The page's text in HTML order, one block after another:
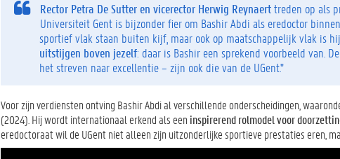
Rector Petra De Sutter en vicerector Herwig Reynaerttreden op als
Universiteit Gent is bijzonder fier om Bashir Abdi als eredoctor
sportief vlak staan buiten kijf, maar ook op maatschappelijk vlak is
uitstijgen boven jezelf: daar is Bashir een sprekend voorbeeld van.
het streven naar excellentie – zijn ook die van de UGent."
Voor zijn verdiensten ontving Bashir Abdi al verschillende onderscheidingen,
(2024). Hij wordt internationaal erkend als een inspirerend rolmodel voor
eredoctoraat wil de UGent niet alleen zijn uitzonderlijke sportieve prestaties eren,